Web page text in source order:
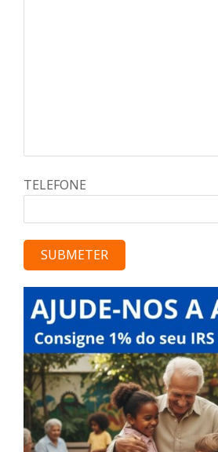
TELEFONE